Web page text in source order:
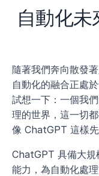
自動化
隨著我們奔向散發
自動化的融合正處
試想一下：一個我
理的世界，這一切
像 ChatGPT 這樣先
ChatGPT 具備大規
能力，為自動化處